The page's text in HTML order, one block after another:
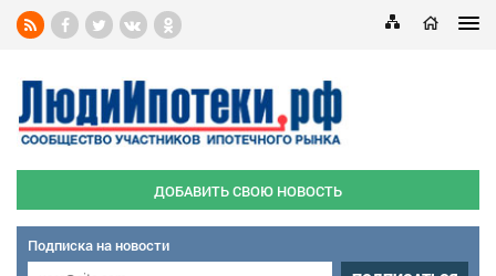
ДОБАВИТЬ СВОЮ НОВОСТЬ
Подписка на новости